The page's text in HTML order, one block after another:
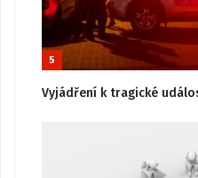
5
Vyjádření k tragické